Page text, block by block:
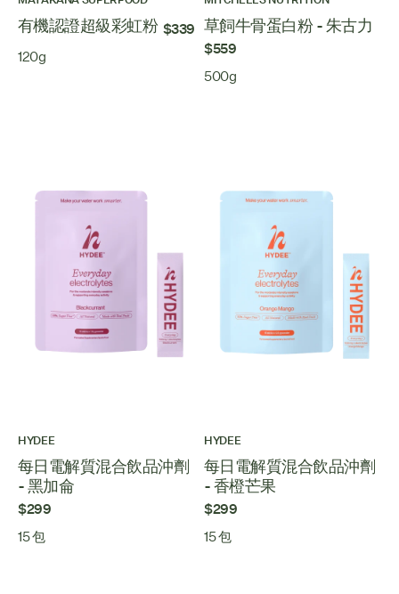
有機認證超級彩虹粉 $339
120g
草飼牛骨蛋白粉 - 朱古力
$559
500g
HYDEE
每日電解質混合飲品沖劑
- 黑加侖
$299
15 包
HYDEE
每日電解質混合飲品沖劑
- 香橙芒果
$299
15 包